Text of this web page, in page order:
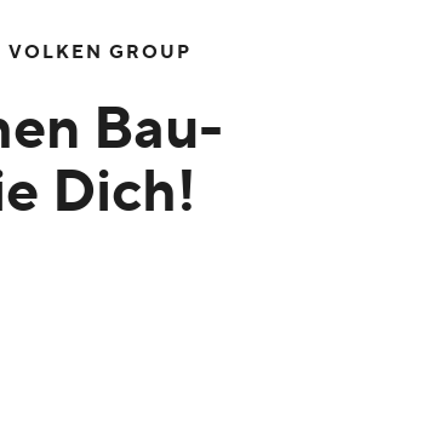
VOLKEN GROUP
Bau-
Dich!